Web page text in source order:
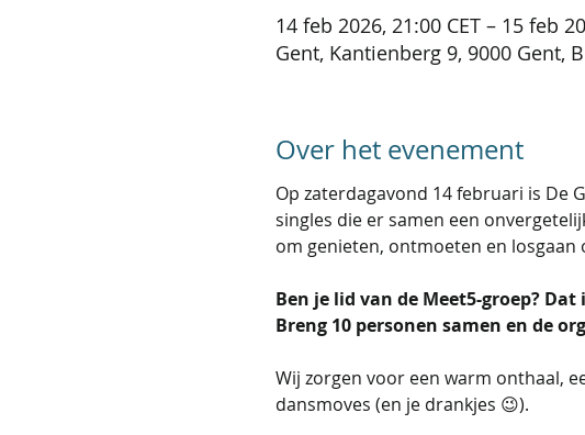
14 feb 2026, 21:00 CET – 15 feb
Gent, Kantienberg 9, 9000 Gent,
Over het evenement
Op zaterdagavond 14 februari is De
singles die er samen een
om genieten, ontmoeten en losgaan
Ben je lid van de Meet5-groep?
Breng 10 personen samen en de
Wij zorgen voor een warm onthaal,
dansmoves (en je drankjes 😉).